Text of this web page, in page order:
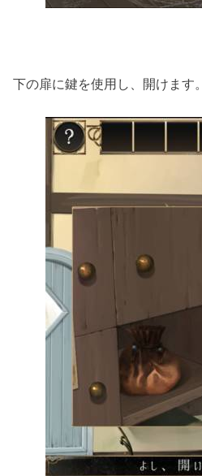
下の扉に鍵を使用し、開けます。